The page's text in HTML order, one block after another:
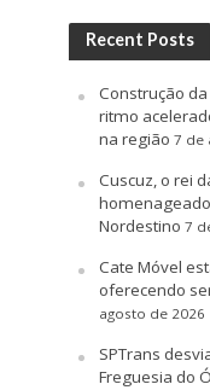
Recent Posts
Construção
ritmo
na região 7 de
Cuscuz, o rei
Nordestino 7
Cate Móvel
oferecendo
agosto de 2026
SPTrans
Freguesia do Ó